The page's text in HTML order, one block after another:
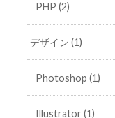
PHP (2)
デザイン(1)
Photoshop (1)
Illustrator (1)